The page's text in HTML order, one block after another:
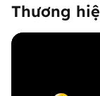
Thương